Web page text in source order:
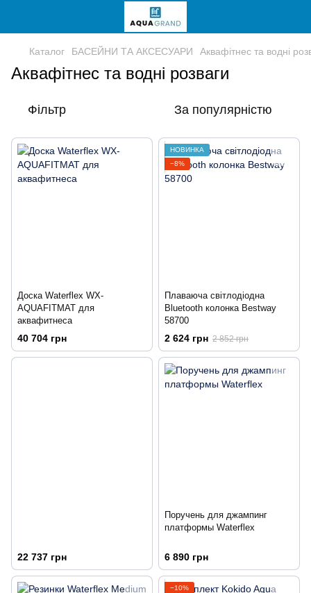
Каталог БАСЕЙНИ ТА АКСЕСУАРИ Аквафітнес та водні
Аквафітнес та водні розваги
Фільтр За популярністю
Доска Waterflex WX-
AQUAFITMAT для
аквафитнеса
40 704 грн
НОВИНКА
−8%
Плаваюча світлодіодна
Bluetooth колонка Bestway
58700
2 624 грн 2 852 грн
22 737 грн
Поручень для джампинг
платформы Waterflex
6 890 грн
−10%